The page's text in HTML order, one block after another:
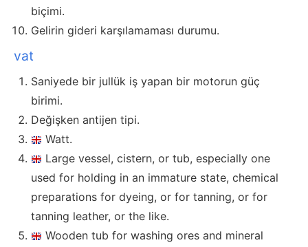
biçimi.
Gelirin gideri karşılamaması durumu.
vat
Saniyede bir jullük iş yapan bir motorun güç
birimi.
Değişken antijen tipi.
Watt.
Large vessel, cistern, or tub, especially one
used for holding in an immature state, chemical
preparations for dyeing, or for tanning, or for
tanning leather, or the like.
Wooden tub for washing ores and mineral